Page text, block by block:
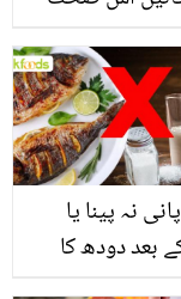
فوائد
نہ پینا یا
بعد دودھ کا